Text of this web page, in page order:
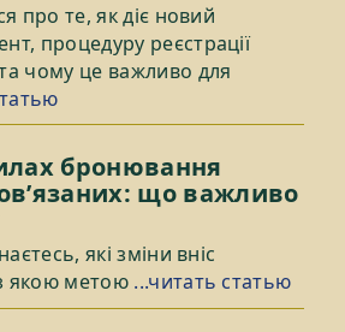
про те, як діє новий
процедуру реєстрації
чому це важливо для
бронювання
що важливо
які зміни вніс
якою метою ...читать статью